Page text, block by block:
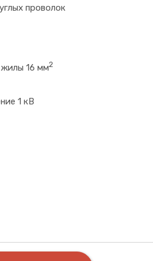
проволок
жилы 16 мм2
1 кВ